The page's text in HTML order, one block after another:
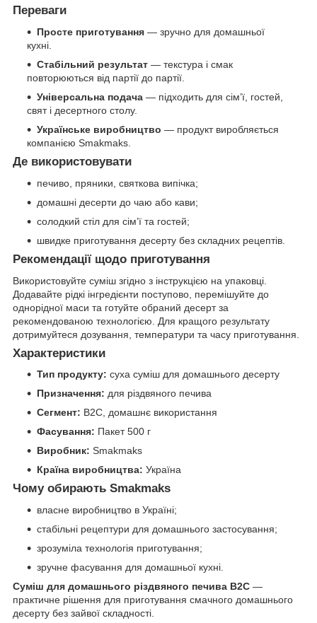
Переваги
Просте приготування — зручно для домашньої
кухні.
Стабільний результат — текстура і смак
повторюються від партії до партії.
Універсальна подача — підходить для сім’ї, гостей,
свят і десертного столу.
Українське виробництво — продукт виробляється
компанією Smakmaks.
Де використовувати
печиво, пряники, святкова випічка;
домашні десерти до чаю або кави;
солодкий стіл для сім’ї та гостей;
швидке приготування десерту без складних рецептів.
Рекомендації щодо приготування
Використовуйте суміш згідно з інструкцією на упаковці.
Додавайте рідкі інгредієнти поступово, перемішуйте до
однорідної маси та готуйте обраний десерт за
рекомендованою технологією. Для кращого результату
дотримуйтеся дозування, температури та часу приготування.
Характеристики
Тип продукту: суха суміш для домашнього десерту
Призначення: для різдвяного печива
Сегмент: B2C, домашнє використання
Фасування: Пакет 500 г
Виробник: Smakmaks
Країна виробництва: Україна
Чому обирають Smakmaks
власне виробництво в Україні;
стабільні рецептури для домашнього застосування;
зрозуміла технологія приготування;
зручне фасування для домашньої кухні.
Суміш для домашнього різдвяного печива B2C —
практичне рішення для приготування смачного домашнього
десерту без зайвої складності.